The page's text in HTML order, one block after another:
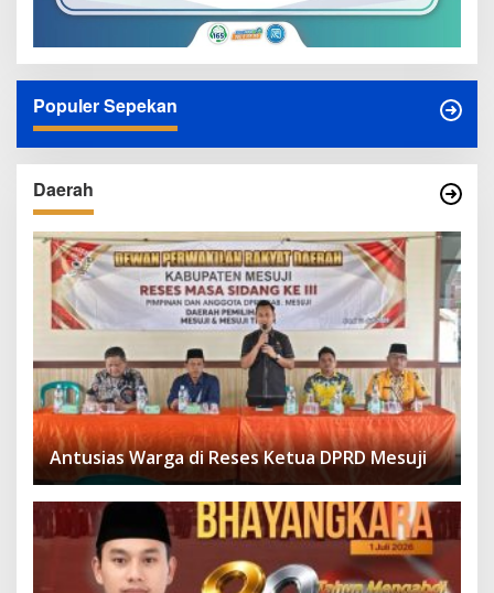
Populer Sepekan
Daerah
Antusias Warga di Reses Ketua DPRD Mesuji